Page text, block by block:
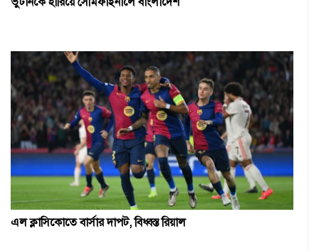
এল ক্লাসিকোতে বার্সার দাপট, বিধ্বস্ত রিয়াল